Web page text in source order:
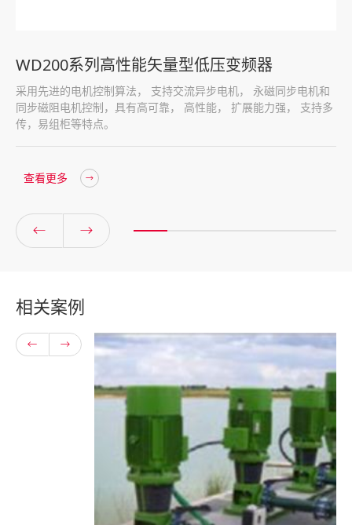
WD200系列高性能矢量型低压变频器
采用先进的电机控制算法， 支持交流异步电机， 永磁同步电机和
同步磁阻电机控制，具有高可靠， 高性能， 扩展能力强， 支持多
传，易组柜等特点。
查看更多
相关案例